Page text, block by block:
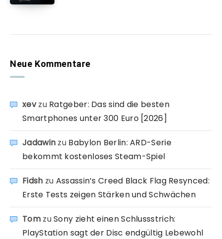
Neue Kommentare
xevzu Ratgeber: Das sind die besten
Smartphones unter 300 Euro [2026]
Jadawin zu Babylon Berlin: ARD-Serie
bekommt kostenloses Steam-Spiel
Fidsh zu Assassin’s Creed Black Flag Resynced:
Erste Tests zeigen Stärken und Schwächen
TomzuSony zieht einen Schlussstrich:
PlayStation sagt der Disc endgültig Lebewohl